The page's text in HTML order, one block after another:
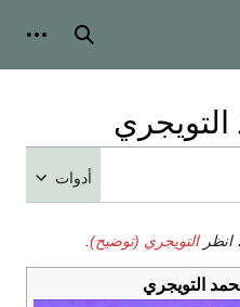
بحث
أدوات
انظرالتويجري (توضيح)
التويجري